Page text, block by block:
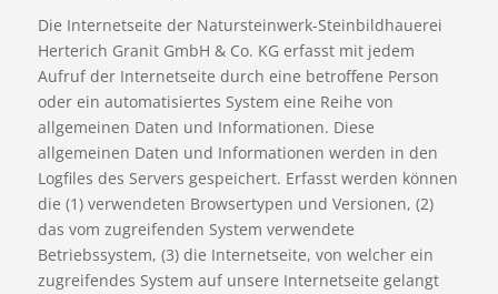
Die Internetseite der Natursteinwerk-Steinbildhauerei
Herterich Granit GmbH & Co. KG erfasst mit jedem
Aufruf der Internetseite durch eine betroffene Person
oder ein automatisiertes System eine Reihe von
allgemeinen Daten und Informationen. Diese
allgemeinen Daten und Informationen werden in den
Logfiles des Servers gespeichert. Erfasst werden können
die (1) verwendeten Browsertypen und Versionen, (2)
das vom zugreifenden System verwendete
Betriebssystem, (3) die Internetseite, von welcher ein
zugreifendes System auf unsere Internetseite gelangt